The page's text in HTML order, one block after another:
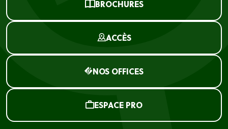
BROCHURES
ACCÈS
NOS OFFICES
ESPACE PRO